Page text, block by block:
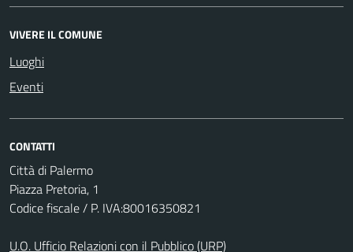
VIVERE IL COMUNE
Luoghi
Eventi
CONTATTI
Città di Palermo
Piazza Pretoria, 1
Codice fiscale / P. IVA:80016350821
U.O. Ufficio Relazioni con il Pubblico (URP)